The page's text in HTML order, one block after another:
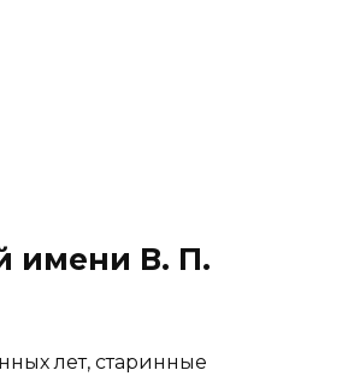
имени В. П.
лет, старинные